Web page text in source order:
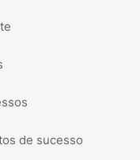
de sucesso